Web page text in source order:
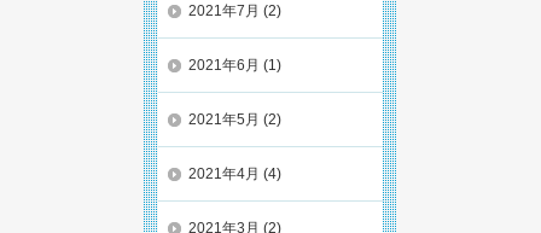
2021年7月 (2)
2021年6月 (1)
2021年5月 (2)
2021年4月 (4)
2021年3月 (2)